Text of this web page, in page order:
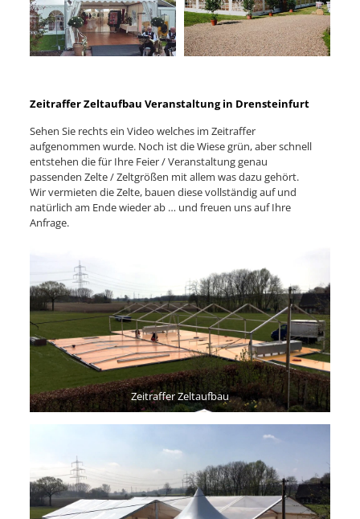
Zeitraffer Zeltaufbau Veranstaltung in Drensteinfurt
Sehen Sie rechts ein Video welches im Zeitraffer
aufgenommen wurde. Noch ist die Wiese grün, aber schnell
entstehen die für Ihre Feier / Veranstaltung genau
passenden Zelte / Zeltgrößen mit allem was dazu gehört.
Wir vermieten die Zelte, bauen diese vollständig auf und
natürlich am Ende wieder ab … und freuen uns auf Ihre
Anfrage.
Zeitraffer Zeltaufbau